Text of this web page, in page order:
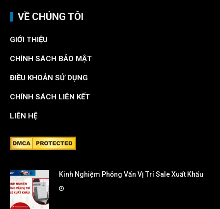
VỀ CHÚNG TÔI
GIỚI THIỆU
CHÍNH SÁCH BẢO MẬT
ĐIỀU KHOẢN SỬ DỤNG
CHÍNH SÁCH LIÊN KẾT
LIÊN HỆ
Kinh Nghiệm Phỏng Vấn Vị Trí Sale Xuất Khẩu